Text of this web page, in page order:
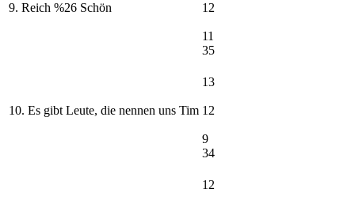
9. Reich %26 Schön 12
11
35
10. Es gibt Leute, die nennen uns Tim
13
12
9
34
12